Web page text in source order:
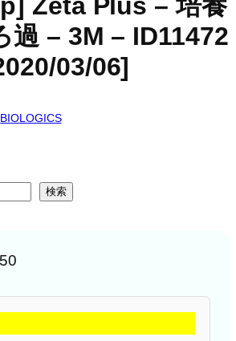
過 – 3M – ID11472
03/06]
BIOLOGICS
検索